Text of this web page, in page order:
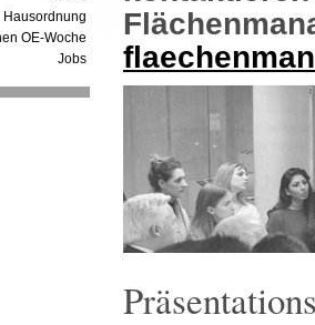
Hausordnung
OE-Woche
Jobs